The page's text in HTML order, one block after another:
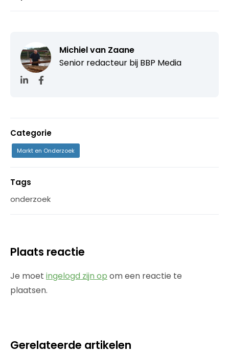
Michiel van Zaane
Senior redacteur bij BBP Media
Categorie
Markt en Onderzoek
Tags
onderzoek
Plaats reactie
Je moet ingelogd zijn op om een reactie te
plaatsen.
Gerelateerde artikelen